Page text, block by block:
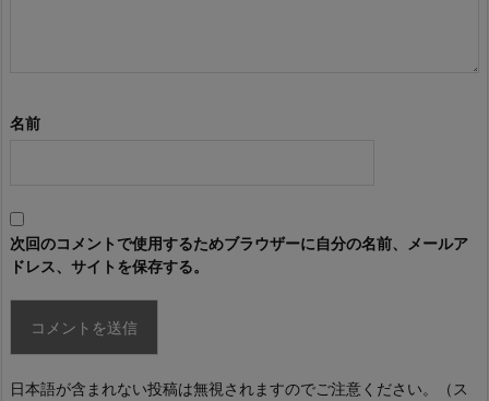
名前
次回のコメントで使用するためブラウザーに自分の名前、メールア
ドレス、サイトを保存する。
日本語が含まれない投稿は無視されますのでご注意ください。（ス